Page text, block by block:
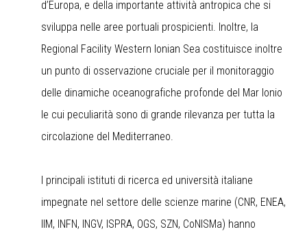
d’Europa, e della importante attività antropica che si
sviluppa nelle aree portuali prospicienti. Inoltre, la
Regional Facility Western Ionian Sea costituisce inoltre
un punto di osservazione cruciale per il monitoraggio
delle dinamiche oceanografiche profonde del Mar Ionio
le cui peculiarità sono di grande rilevanza per tutta la
circolazione del Mediterraneo.
I principali istituti di ricerca ed università italiane
impegnate nel settore delle scienze marine (CNR, ENEA,
IIM, INFN, INGV, ISPRA, OGS, SZN, CoNISMa) hanno